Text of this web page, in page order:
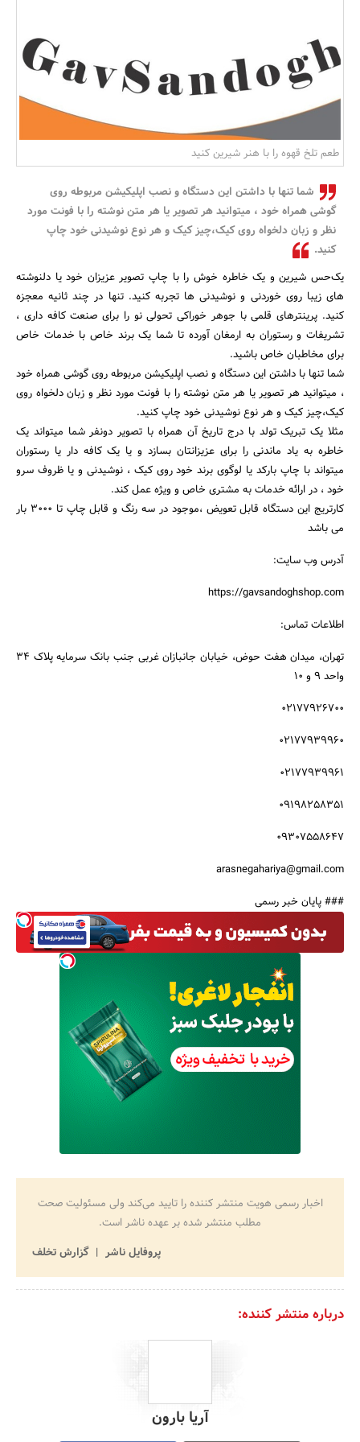
مسکن و ساختمان
جستجو
طعم تلخ قهوه را با هنر شیرین کنید
شما تنها با داشتن این دستگاه و نصب اپلیکیشن مربوطه روی
گوشی همراه خود ، میتوانید هر تصویر یا هر متن نوشته را با فونت مورد
نظر و زبان دلخواه روی کیک،چیز کیک و هر نوع نوشیدنی خود چاپ
کنید.
یک‌حس شیرین و یک خاطره خوش را با چاپ تصویر عزیزان خود یا دلنوشته
های زیبا روی خوردنی و نوشیدنی ها تجربه کنید. تنها در چند ثانیه معجزه
کنید. پرینترهای قلمی با جوهر خوراکی تحولی نو را برای صنعت کافه داری ،
تشریفات و رستوران به ارمغان آورده تا شما یک برند خاص با خدمات خاص
برای مخاطبان خاص باشید.
شما تنها با داشتن این دستگاه و نصب اپلیکیشن مربوطه روی گوشی همراه خود
، میتوانید هر تصویر یا هر متن نوشته را با فونت مورد نظر و زبان دلخواه روی
کیک،چیز کیک و هر نوع نوشیدنی خود چاپ کنید.
مثلا یک تبریک تولد با درج تاریخ آن همراه با تصویر دونفر شما میتواند یک
خاطره به یاد ماندنی را برای عزیزانتان بسازد و یا یک کافه دار یا رستوران
میتواند با چاپ بارکد یا لوگوی برند خود روی کیک ، نوشیدنی و یا ظروف سرو
خود ، در ارائه خدمات به مشتری خاص و ویژه عمل کند.
کارتریج این دستگاه قابل تعویض ،موجود در سه رنگ و قابل چاپ تا 3000 بار
می باشد
آدرس وب سایت:
https://gavsandoghshop.com
اطلاعات تماس:
تهران، میدان هفت حوض، خیابان جانبازان غربی جنب بانک سرمایه پلاک 34
واحد 9 و 10
02177926700
02177939960
02177939961
09198258351
09307558647
arasnegahariya@gmail.com
### پایان خبر رسمی
اخبار رسمی هویت منتشر کننده را تایید می‌کند ولی مسئولیت صحت
مطلب منتشر شده بر عهده ناشر است.
پروفایل ناشر
گزارش تخلف
درباره منتشر کننده:
آریا بارون